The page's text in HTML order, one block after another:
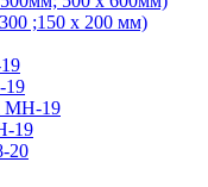
;150 х 200 мм)
19
МН-19
19
20